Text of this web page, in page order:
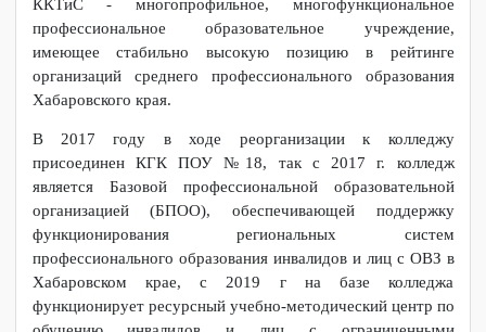
колледж технологий и сервиса» (далее – КГБ ПОУ ККТиС)
ведет свою историю с 1963 года как филиал
образовательного учреждения Хабаровского края. Свою
деятельность как самостоятельное учреждение колледж
начал в 1976 году. На сегодняшний день КГБ ПОУ
ККТиС - многопрофильное, многофункциональное
профессиональное образовательное учреждение,
имеющее стабильно высокую позицию в рейтинге
организаций среднего профессионального образования
Хабаровского края.
В 2017 году в ходе реорганизации к колледжу
присоединен КГК ПОУ №18, так с 2017 г. колледж